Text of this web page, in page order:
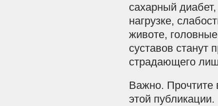
сахарный
нагрузке,
животе,
суставов станут
страдающего
Важно. Прочтите
этой публикации.